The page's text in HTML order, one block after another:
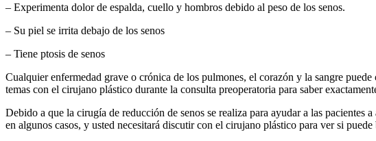
– Experimenta dolor de espalda, cuello y hombros debido al peso de los senos.
– Su piel se irrita debajo de los senos
– Tiene ptosis de senos
Cualquier enfermedad grave o crónica de los pulmones, el corazón y la sangre
temas con el cirujano plástico durante la consulta preoperatoria para saber
Debido a que la cirugía de reducción de senos se realiza para ayudar a las
en algunos casos, y usted necesitará discutir con el cirujano plástico para ver si